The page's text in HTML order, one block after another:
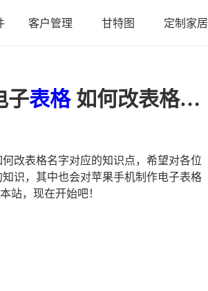
客户管理 甘特图 定制家居
子表格如何改表格名字）
改表格名字对应的知识点，希望对各位
识，其中也会对苹果手机制作电子表格
站，现在开始吧！